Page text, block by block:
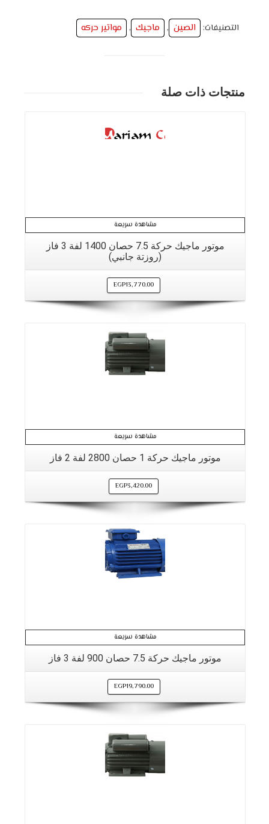
التصنيفات: الصين , ماجيك , مواتير حركه
منتجات ذات صلة
مشاهدة سريعة
موتور ماجيك حركة 7.5 حصان 1400 لفة 3 فاز
(روزتة جانبي)
EGP13,770.00
مشاهدة سريعة
موتور ماجيك حركة 1 حصان 2800 لفة 2 فاز
EGP3,420.00
مشاهدة سريعة
موتور ماجيك حركة 7.5 حصان 900 لفة 3 فاز
EGP19,790.00